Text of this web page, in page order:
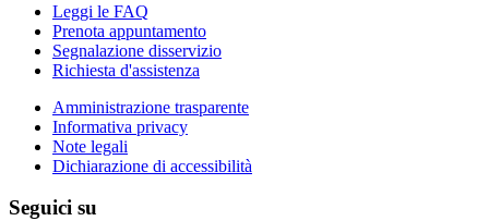
Leggi le FAQ
Prenota appuntamento
Segnalazione disservizio
Richiesta d'assistenza
Amministrazione trasparente
Informativa privacy
Note legali
Dichiarazione di accessibilità
Seguici su